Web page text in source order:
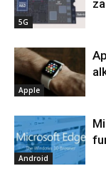
5G
Apple
Android